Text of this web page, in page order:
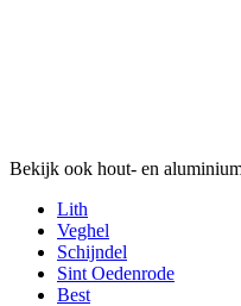
Bekijk ook hout- en
Lith
Veghel
Schijndel
Sint Oedenrode
Best